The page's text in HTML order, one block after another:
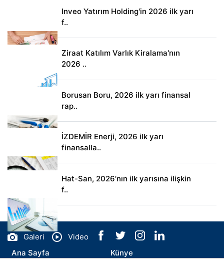
Inveo Yatırım Holding'in 2026 ilk yarı
f..
Ziraat Katılım Varlık Kiralama'nın
2026 ..
Borusan Boru, 2026 ilk yarı finansal
rap..
İZDEMİR Enerji, 2026 ilk yarı
finansalla..
Hat-San, 2026'nın ilk yarısına ilişkin
f..
Galeri
Video
Ana Sayfa
Künye